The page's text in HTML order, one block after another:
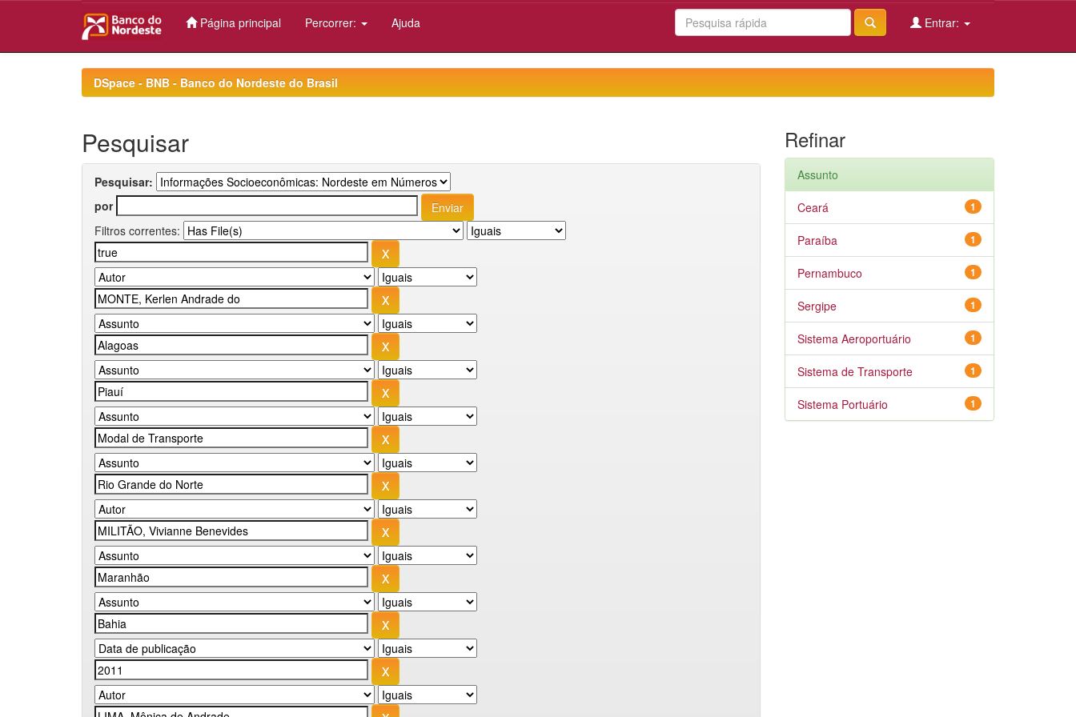
Página principal Percorrer: Ajuda Entrar:
DSpace - BNB - Banco do Nordeste do Brasil
Pesquisar
Pesquisar:
por
Filtros correntes:
Refinar
Assunto
1
Ceará
1
Paraíba
1
Pernambuco
1
Sergipe
1
Sistema Aeroportuário
1
Sistema de Transporte
1
Sistema Portuário